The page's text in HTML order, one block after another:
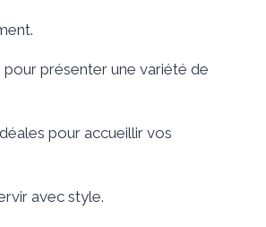
présenter une variété de
pour accueillir vos
avec style.